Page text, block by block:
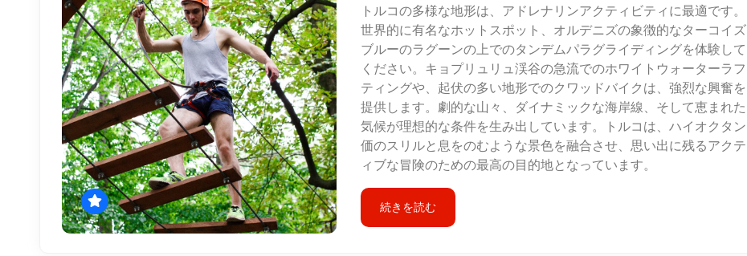
トルコの多様な地形は、アドレナリンアクティビティに最適です。
世界的に有名なホットスポット、オルデニズの象徴的なターコイズ
ブルーのラグーンの上でのタンデムパラグライディングを体験して
ください。キョプリュリュ渓谷の急流でのホワイトウォーターラフ
ティングや、起伏の多い地形でのクワッドバイクは、強烈な興奮を
提供します。劇的な山々、ダイナミックな海岸線、そして恵まれた
気候が理想的な条件を生み出しています。トルコは、ハイオクタン
価のスリルと息をのむような景色を融合させ、思い出に残るアクテ
ィブな冒険のための最高の目的地となっています。
続きを読む